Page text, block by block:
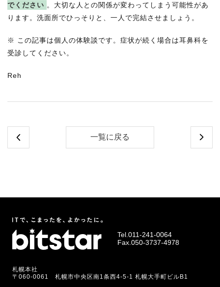
でください 。大切な人との関係が変わってしまう可能性があ
ります。洗面所でひっそりと、一人で完結させましょう。
※ この記事は個人の体験談です。症状が続く場合は耳鼻科を
受診してください。
Reh
一覧に戻る
Tel. 011-241-0064
Fax.050-3737-4978
札幌本社
〒060-0061 札幌市中央区南1条西4-5-1 札幌大手町ビルB1